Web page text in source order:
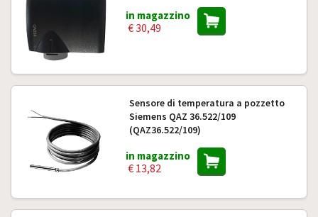
in magazzino
€ 30,49
Sensore di temperatura a pozzetto
Siemens QAZ 36.522/109
(QAZ36.522/109)
in magazzino
€ 13,82